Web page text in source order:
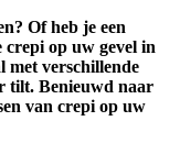
Of heb je een
op uw gevel in
met verschillende
tilt. Benieuwd naar
van crepi op uw